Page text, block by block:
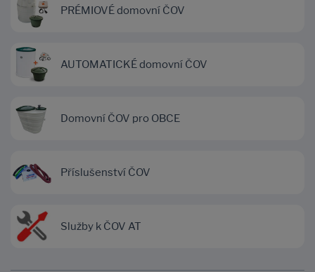
PRÉMIOVÉ domovní ČOV
AUTOMATICKÉ domovní ČOV
Domovní ČOV pro OBCE
Příslušenství ČOV
Služby k ČOV AT